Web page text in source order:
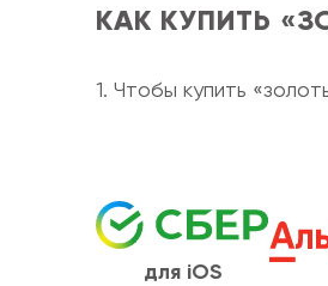
КАК КУПИТЬ
1. Чтобы купить
для iOS